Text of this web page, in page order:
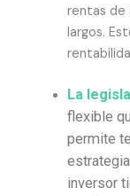
rentas de
largos.
La
flexible
permite
inversor